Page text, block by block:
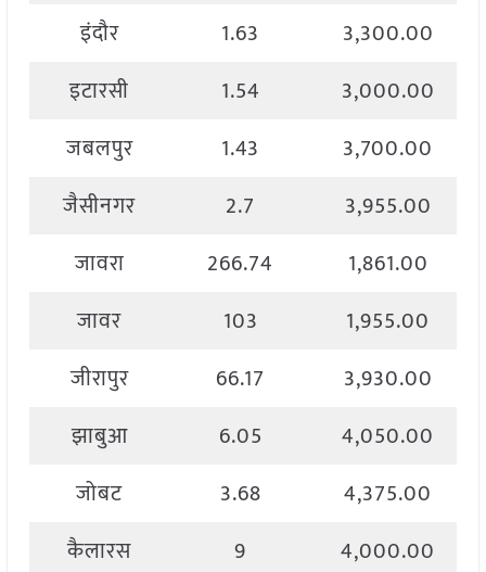
इंदौर 1.63
3,300.00
इटारसी
1.54
3,000.00
जबलपुर
1.43
3,700.00
जैसीनगर
2.7
3,955.00
जावरा
266.74
1,861.00
जावर
103
1,955.00
जीरापुर
66.17
3,930.00
झाबुआ
6.05
4,050.00
जोबट
3.68
4,375.00
कैलारस
9
4,000.00